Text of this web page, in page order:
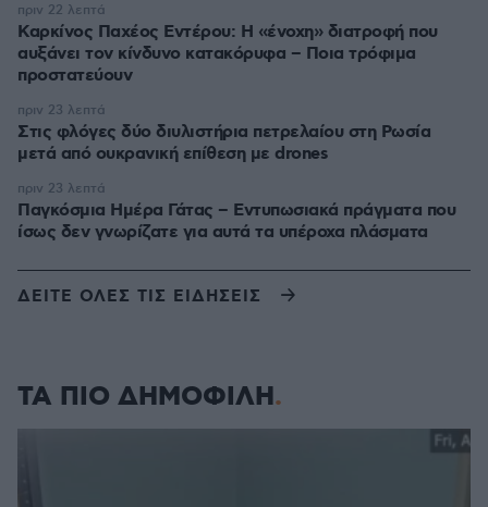
Καρκίνος Παχέος Εντέρου: Η «ένοχη» διατροφή που
αυξάνει τον κίνδυνο κατακόρυφα – Ποια τρόφιμα
προστατεύουν
πριν 22 λεπτά
Στις φλόγες δύο διυλιστήρια πετρελαίου στη Ρωσία
μετά από ουκρανική επίθεση με drones
πριν 23 λεπτά
Παγκόσμια Ημέρα Γάτας – Εντυπωσιακά πράγματα που
ίσως δεν γνωρίζατε για αυτά τα υπέροχα πλάσματα
πριν 23 λεπτά
ΔΕΙΤΕ ΟΛΕΣ ΤΙΣ ΕΙΔΗΣΕΙΣ
ΤΑ ΠΙΟ ΔΗΜΟΦΙΛΗ